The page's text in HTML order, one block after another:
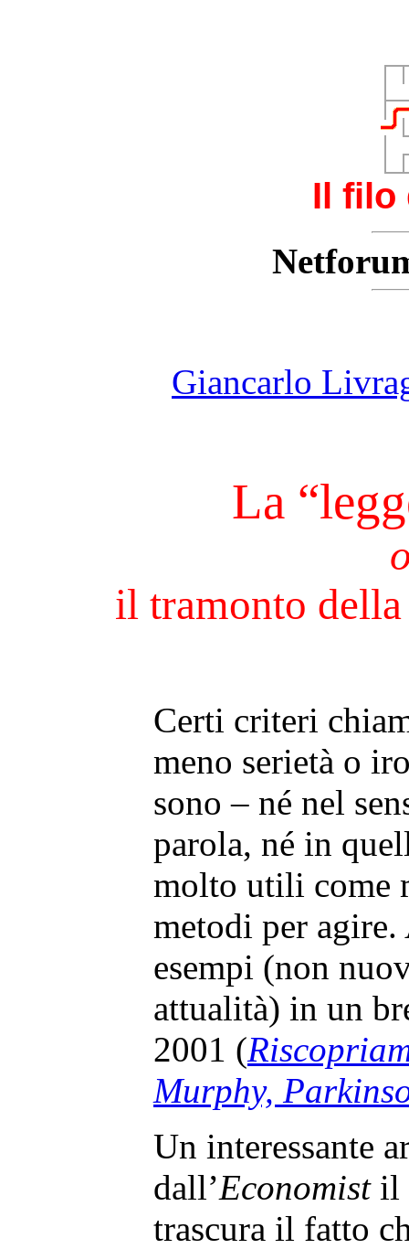
Il filo
Giancarlo
La
il tramonto
Certi criteri
meno serietà o
sono – né nel
parola, né in
molto utili come
metodi per
esempi (non
attualità) in un
2001 (
Murphy,
Un interessante
dall’Economistil
trascura il fatto